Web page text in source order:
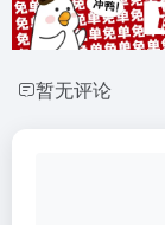
暂无评论